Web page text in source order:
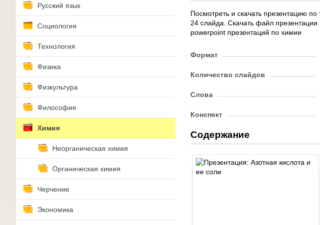
Русский язык
Социология
Технология
Физика
Физкультура
Философия
Химия
Неорганическая химия
Органическая химия
Черчение
Экономика
Посмотреть и скачать презентацию
24 слайда. Скачать файл
powerpoint презентаций по химии
Формат
Количество слайдов
Слова
Конспект
Содержание